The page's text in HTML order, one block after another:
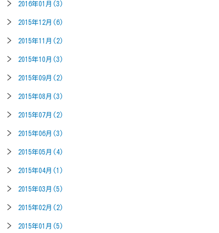
2016年01月(3)
2015年12月(6)
2015年11月(2)
2015年10月(3)
2015年09月(2)
2015年08月(3)
2015年07月(2)
2015年06月(3)
2015年05月(4)
2015年04月(1)
2015年03月(5)
2015年02月(2)
2015年01月(5)